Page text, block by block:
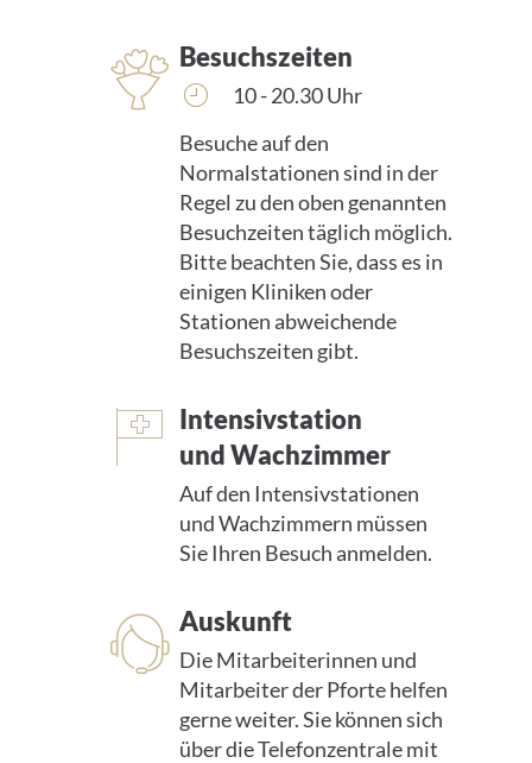
Besuchszeiten
10 - 20.30 Uhr
Besuche auf den
Normalstationen sind in der
Regel zu den oben genannten
Besuchzeiten täglich möglich.
Bitte beachten Sie, dass es in
einigen Kliniken oder
Stationen abweichende
Besuchszeiten gibt.
Intensivstation
und Wachzimmer
Auf den Intensivstationen
und Wachzimmern müssen
Sie Ihren Besuch anmelden.
Auskunft
Die Mitarbeiterinnen und
Mitarbeiter der Pforte helfen
gerne weiter. Sie können sich
über die Telefonzentrale mit